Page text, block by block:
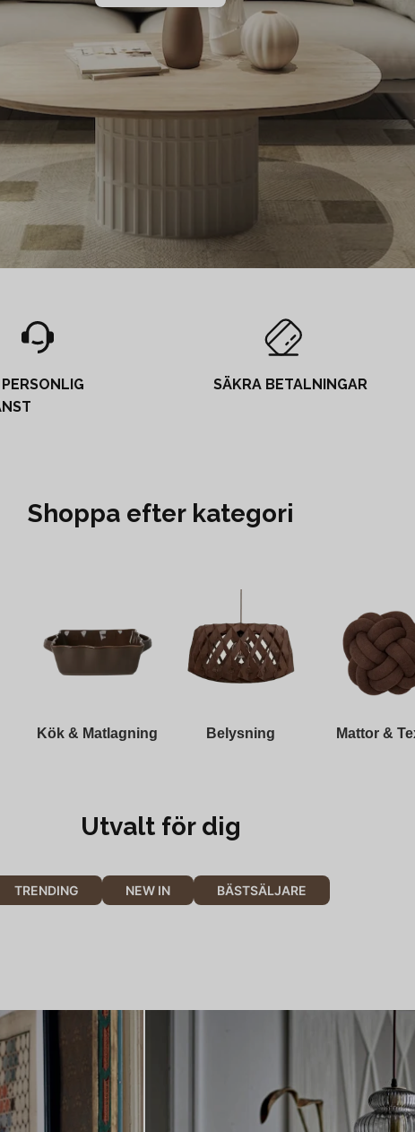
SÄKRA BETALNINGAR
Shoppa efter kategori
Kök & Matlagning Belysning Mattor &
Utvalt för dig
TRENDING NEW IN BÄSTSÄLJARE